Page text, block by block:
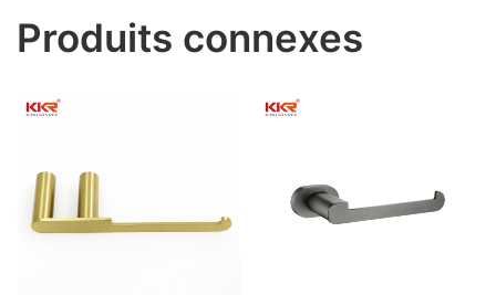
Produits connexes